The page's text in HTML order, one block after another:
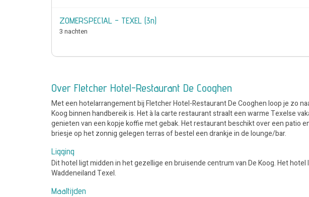
ZOMERSPECIAL - TEXEL (3n)
3 nachten
Over Fletcher Hotel-Restaurant De Cooghen
Met een hotelarrangement bij Fletcher Hotel-Restaurant De Cooghen loop je zo
Koog binnen handbereik is. Het à la carte restaurant straalt een warme Texelse
genieten van een kopje koffie met gebak. Het restaurant beschikt over een patio
briesje op het zonnig gelegen terras of bestel een drankje in de lounge/bar.
Ligging
Dit hotel ligt midden in het gezellige en bruisende centrum van De Koog. Het
Waddeneiland Texel.
Maaltijden